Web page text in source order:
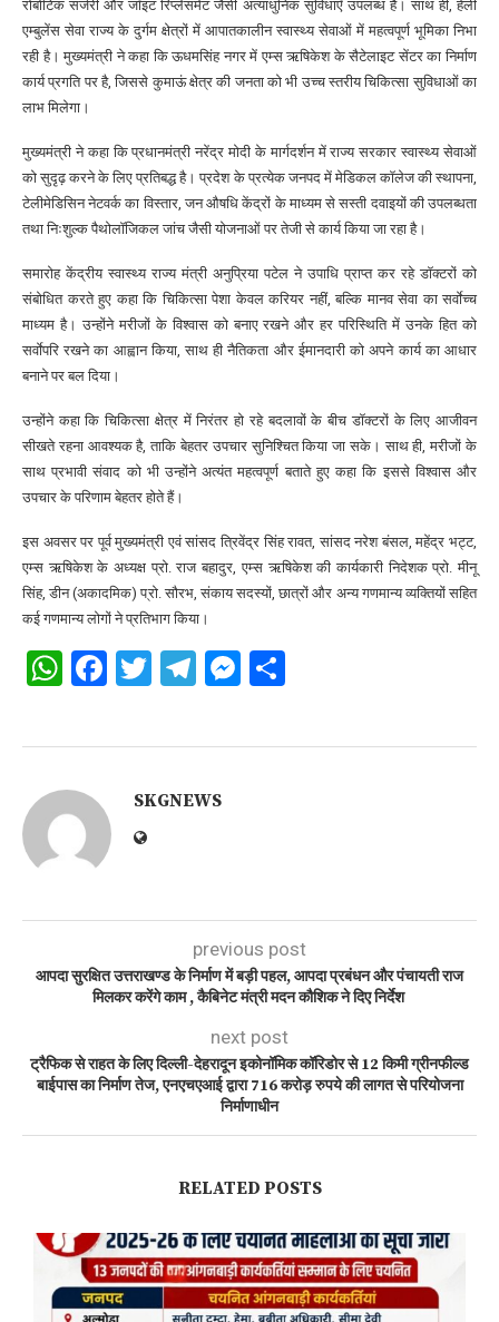
रोबोटिक सर्जरी और जॉइंट रिप्लेसमेंट जैसी अत्याधुनिक सुविधाएँ उपलब्ध हैं। साथ ही, हेली
एम्बुलेंस सेवा राज्य के दुर्गम क्षेत्रों में आपातकालीन स्वास्थ्य सेवाओं में महत्वपूर्ण भूमिका निभा
रही है। मुख्यमंत्री ने कहा कि ऊधमसिंह नगर में एम्स ऋषिकेश के सैटेलाइट सेंटर का निर्माण
कार्य प्रगति पर है, जिससे कुमाऊं क्षेत्र की जनता को भी उच्च स्तरीय चिकित्सा सुविधाओं का
लाभ मिलेगा।
मुख्यमंत्री ने कहा कि प्रधानमंत्री नरेंद्र मोदी के मार्गदर्शन में राज्य सरकार स्वास्थ्य सेवाओं
को सुदृढ़ करने के लिए प्रतिबद्ध है। प्रदेश के प्रत्येक जनपद में मेडिकल कॉलेज की स्थापना,
टेलीमेडिसिन नेटवर्क का विस्तार, जन औषधि केंद्रों के माध्यम से सस्ती दवाइयों की उपलब्धता
तथा निःशुल्क पैथोलॉजिकल जांच जैसी योजनाओं पर तेजी से कार्य किया जा रहा है।
समारोह केंद्रीय स्वास्थ्य राज्य मंत्री अनुप्रिया पटेल ने उपाधि प्राप्त कर रहे डॉक्टरों को
संबोधित करते हुए कहा कि चिकित्सा पेशा केवल करियर नहीं, बल्कि मानव सेवा का सर्वाेच्च
माध्यम है। उन्होंने मरीजों के विश्वास को बनाए रखने और हर परिस्थिति में उनके हित को
सर्वाेपरि रखने का आह्वान किया, साथ ही नैतिकता और ईमानदारी को अपने कार्य का आधार
बनाने पर बल दिया।
उन्होंने कहा कि चिकित्सा क्षेत्र में निरंतर हो रहे बदलावों के बीच डॉक्टरों के लिए आजीवन
सीखते रहना आवश्यक है, ताकि बेहतर उपचार सुनिश्चित किया जा सके। साथ ही, मरीजों के
साथ प्रभावी संवाद को भी उन्होंने अत्यंत महत्वपूर्ण बताते हुए कहा कि इससे विश्वास और
उपचार के परिणाम बेहतर होते हैं।
इस अवसर पर पूर्व मुख्यमंत्री एवं सांसद त्रिवेंद्र सिंह रावत, सांसद नरेश बंसल, महेंद्र भट्ट,
एम्स ऋषिकेश के अध्यक्ष प्रो. राज बहादुर, एम्स ऋषिकेश की कार्यकारी निदेशक प्रो. मीनू
सिंह, डीन (अकादमिक) प्रो. सौरभ, संकाय सदस्यों, छात्रों और अन्य गणमान्य व्यक्तियों सहित
कई गणमान्य लोगों ने प्रतिभाग किया।
WhatsApp
Facebook
Twitter
Telegram
Messenger
SKGNEWS
previous post
आपदा सुरक्षित उत्तराखण्ड के निर्माण में बड़ी पहल, आपदा प्रबंधन और पंचायती राज
मिलकर करेंगे काम , कैबिनेट मंत्री मदन कौशिक ने दिए निर्देश
next post
ट्रैफिक से राहत के लिए दिल्ली-देहरादून इकोनॉमिक कॉरिडोर से 12 किमी ग्रीनफील्ड
बाईपास का निर्माण तेज, एनएचएआई द्वारा 716 करोड़ रुपये की लागत से परियोजना
निर्माणाधीन
RELATED POSTS